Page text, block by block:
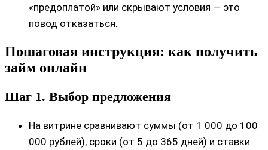
«предоплатой» или скрывают условия — это
повод отказаться.
Пошаговая инструкция: как получить
займ онлайн
Шаг 1. Выбор предложения
На витрине сравнивают суммы (от 1 000 до 100
000 рублей), сроки (от 5 до 365 дней) и ставки